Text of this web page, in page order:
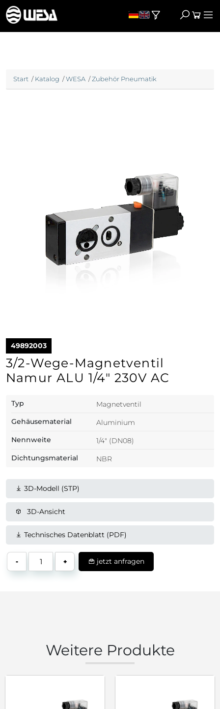
Start /Katalog /WESA /Zubehör Pneumatik
49892003
3/2-Wege-Magnetventil
Namur ALU 1/4" 230V AC
Typ
Magnetventil
Gehäusematerial
Aluminium
Nennweite
1/4" (DN08)
Dichtungsmaterial
NBR
3D-Modell (STP)
3D-Ansicht
Technisches Datenblatt (PDF)
- + jetzt anfragen
Weitere Produkte